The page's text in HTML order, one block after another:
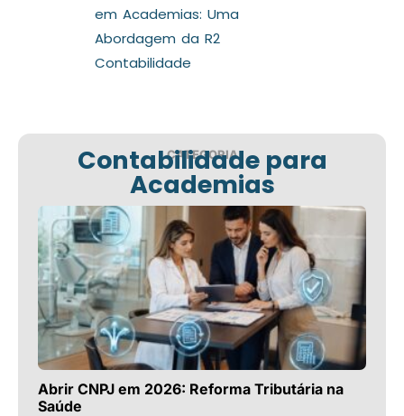
em Academias: Uma
Abordagem da R2
Contabilidade
CATEGORIA
Contabilidade para
Academias
Abrir CNPJ em 2026: Reforma Tributária na
Saúde